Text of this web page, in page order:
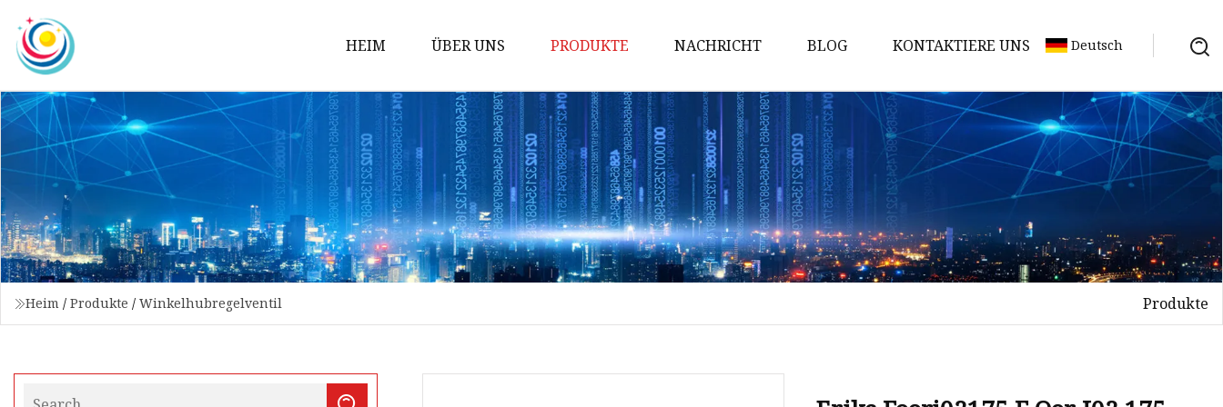
HEIM ÜBER UNS PRODUKTE
Ein-Aus-Ventil
Pneumatische Aktuatoren
Winkelhubregelventil
Gerades Hubregelventil
Kugel-Ein/Aus-Ventil
Kugelregelventil
Schmetterlingsregelventil
NACHRICHT BLOG KONTAKTIERE UNS Deutsch
Heim / Produkte / Winkelhubregelventil Produkte